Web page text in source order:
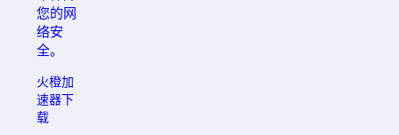
您的网
络安
全。
火橙加
速器下
载